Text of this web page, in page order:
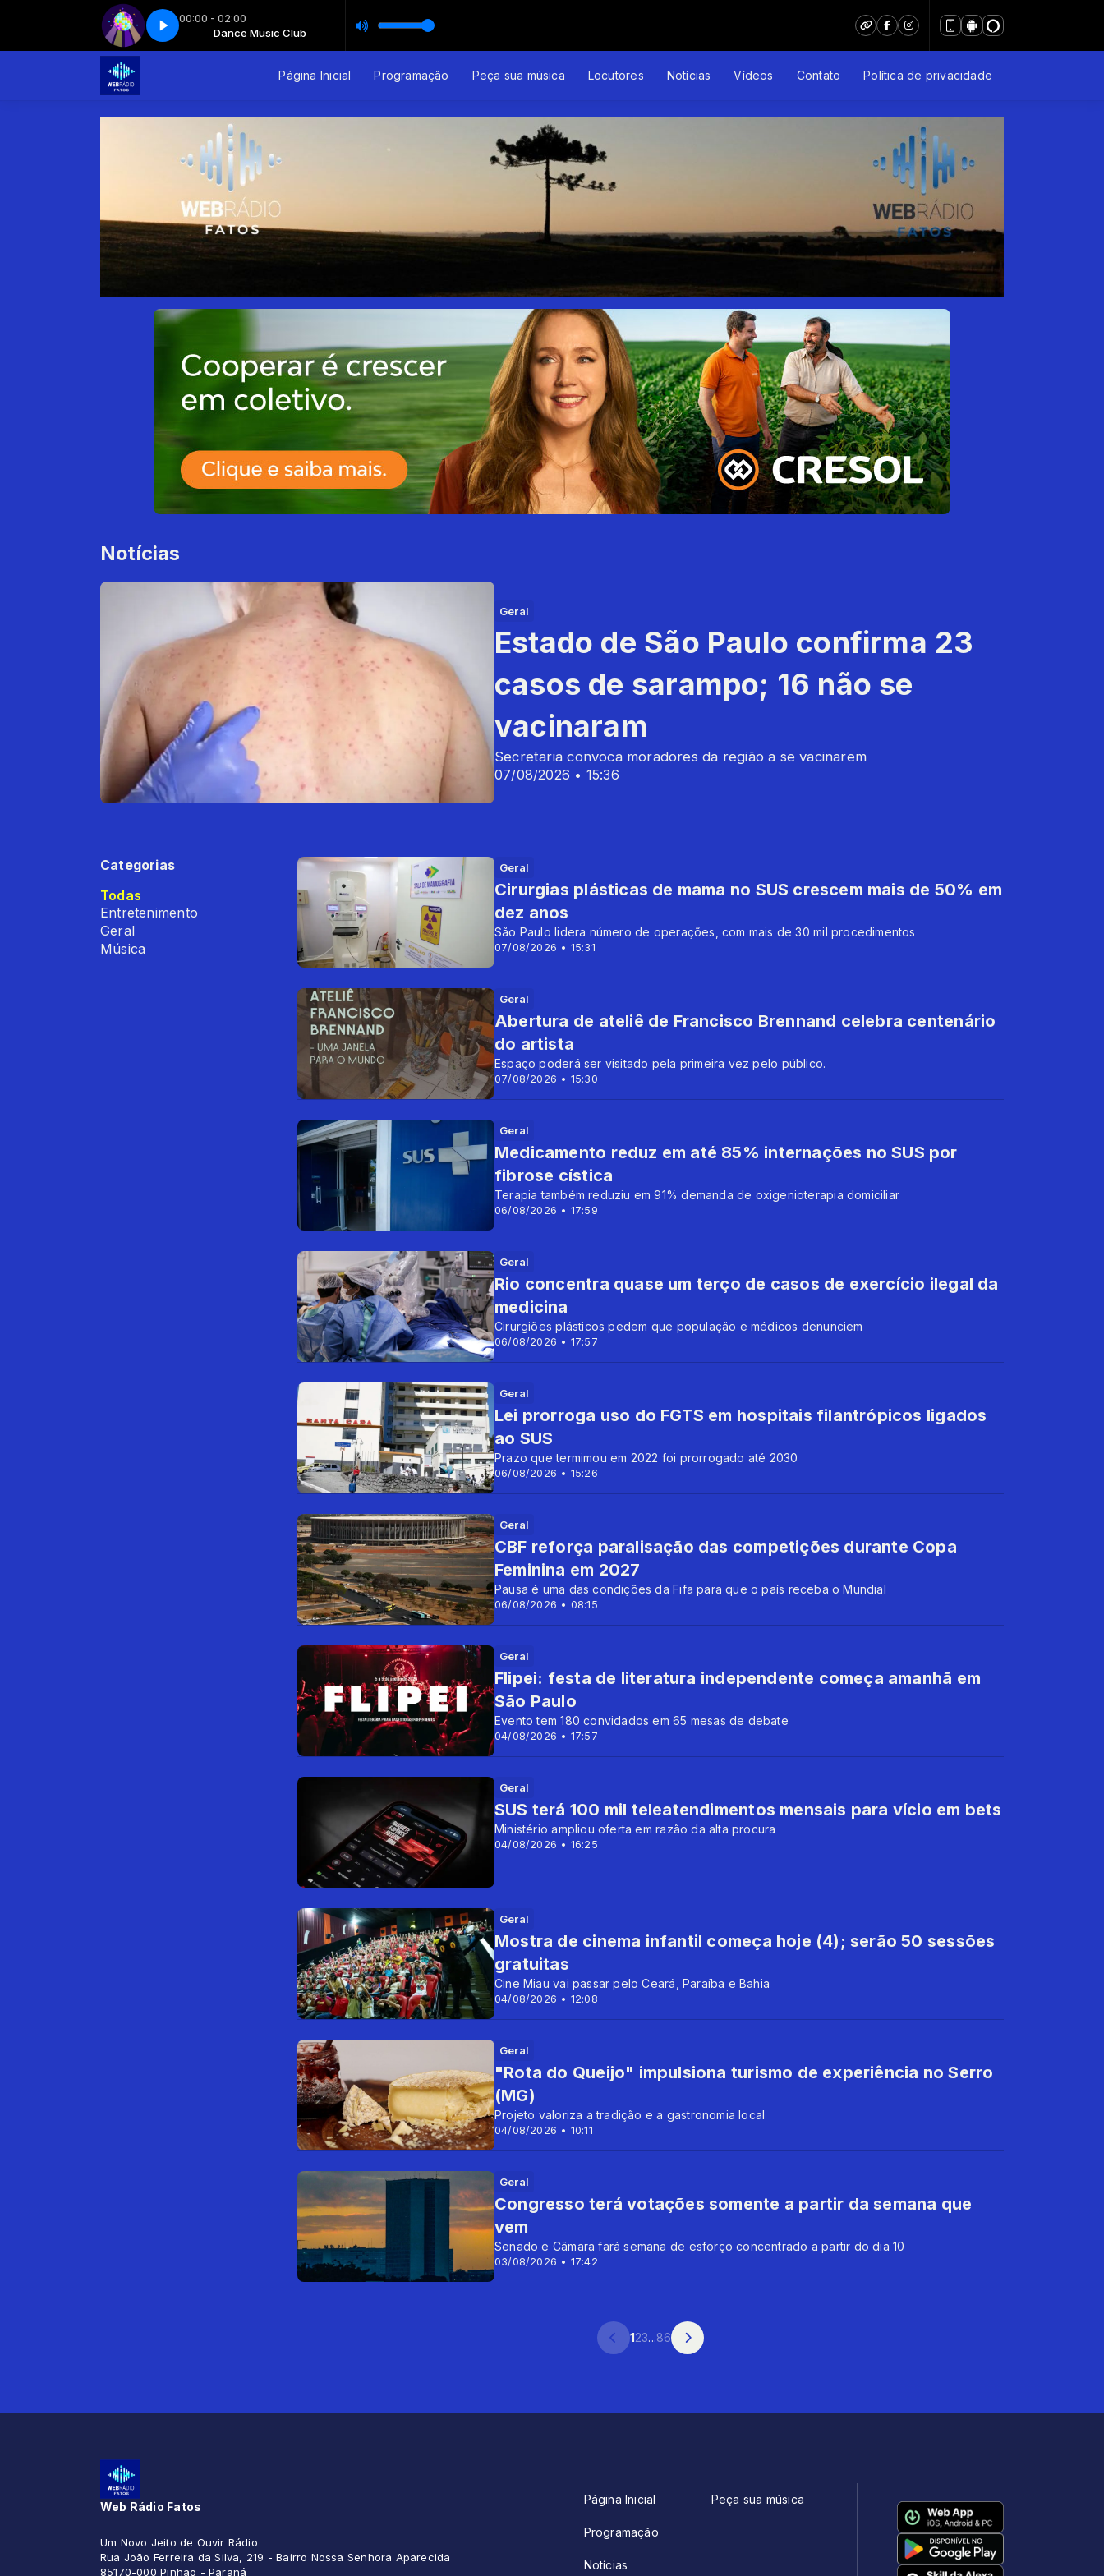
00:00 - 02:00
Dance Music Club Dance Music Club
Dance music club - Parte 4 Dance music club - Parte 4
Maratona Maratona
Página Inicial Programação Peça sua música Locutores Notícias Vídeos Contato Política de privacidade
Notícias
Geral
07/08/2026 • 15:36
Estado de São Paulo confirma 23
casos de sarampo; 16 não se
vacinaram
Secretaria convoca moradores da região a se vacinarem
Categorias
Todas
Entretenimento
Geral
Música
Geral
07/08/2026 • 15:31
Cirurgias plásticas de mama no SUS crescem mais de 50% em
dez anos
São Paulo lidera número de operações, com mais de 30 mil procedimentos
Geral
07/08/2026 • 15:30
Abertura de ateliê de Francisco Brennand celebra centenário
do artista
Espaço poderá ser visitado pela primeira vez pelo público.
Geral
06/08/2026 • 17:59
Medicamento reduz em até 85% internações no SUS por
fibrose cística
Terapia também reduziu em 91% demanda de oxigenioterapia domiciliar
Geral
06/08/2026 • 17:57
Rio concentra quase um terço de casos de exercício ilegal da
medicina
Cirurgiões plásticos pedem que população e médicos denunciem
Geral
06/08/2026 • 15:26
Lei prorroga uso do FGTS em hospitais filantrópicos ligados
ao SUS
Prazo que termimou em 2022 foi prorrogado até 2030
Geral
06/08/2026 • 08:15
CBF reforça paralisação das competições durante Copa
Feminina em 2027
Pausa é uma das condições da Fifa para que o país receba o Mundial
Geral
04/08/2026 • 17:57
Flipei: festa de literatura independente começa amanhã em
São Paulo
Evento tem 180 convidados em 65 mesas de debate
Geral
04/08/2026 • 16:25
SUS terá 100 mil teleatendimentos mensais para vício em bets
Ministério ampliou oferta em razão da alta procura
Geral
04/08/2026 • 12:08
Mostra de cinema infantil começa hoje (4); serão 50 sessões
gratuitas
Cine Miau vai passar pelo Ceará, Paraíba e Bahia
Geral
04/08/2026 • 10:11
"Rota do Queijo" impulsiona turismo de experiência no Serro
(MG)
Projeto valoriza a tradição e a gastronomia local
Geral
03/08/2026 • 17:42
Congresso terá votações somente a partir da semana que
vem
Senado e Câmara fará semana de esforço concentrado a partir do dia 10
123...86
Web Rádio Fatos
Um Novo Jeito de Ouvir Rádio
Rua João Ferreira da Silva, 219 - Bairro Nossa Senhora Aparecida
85170-000 Pinhão - Paraná
Página Inicial
Programação
Notícias
Peça sua música